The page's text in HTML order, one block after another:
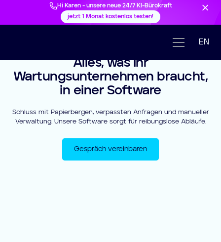
Hi Karen - unsere neue 24/7 KI-Bürokraft
jetzt 1 Monat kostenlos testen!
EN
Alles, was Ihr
Wartungsunternehmen braucht,
in einer Software
Schluss mit Papierbergen, verpassten Anfragen und manueller
Verwaltung. Unsere Software sorgt für reibungslose Abläufe.
Gespräch vereinbaren